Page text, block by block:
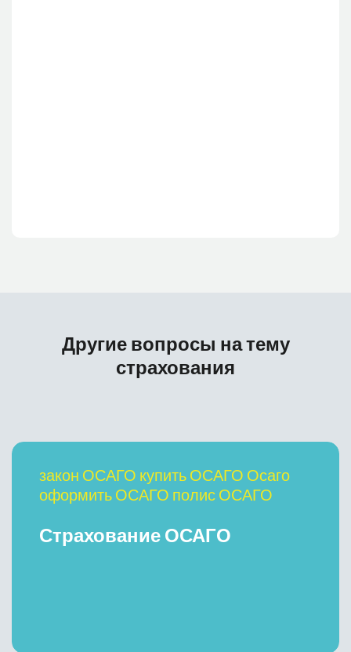
Другие вопросы на тему
страхования
закон ОСАГО купить ОСАГО Осаго
оформить ОСАГО полис ОСАГО
Страхование ОСАГО